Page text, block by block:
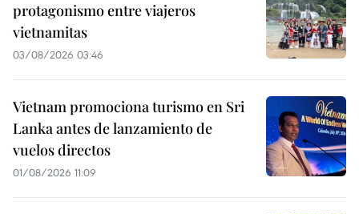
protagonismo entre viajeros
vietnamitas
03/08/2026 03:46
Vietnam promociona turismo en Sri
Lanka antes de lanzamiento de
vuelos directos
01/08/2026 11:09